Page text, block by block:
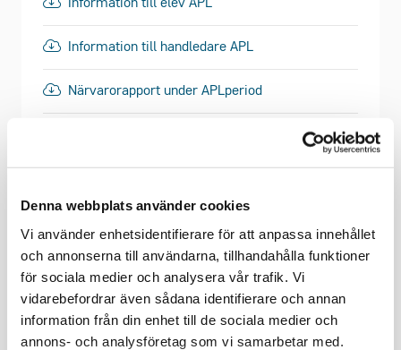
Denna webbplats använder cookies
Vi använder enhetsidentifierare för att anpassa innehållet
och annonserna till användarna, tillhandahålla funktioner
för sociala medier och analysera vår trafik. Vi
vidarebefordrar även sådana identifierare och annan
information från din enhet till de sociala medier och
annons- och analysföretag som vi samarbetar med.
Information till elev APL
Information till handledare APL
Närvarorapport under APLperiod
Rekommendationer till NB gymnasier kring APL
Kompetensförsörjning -
Programråd